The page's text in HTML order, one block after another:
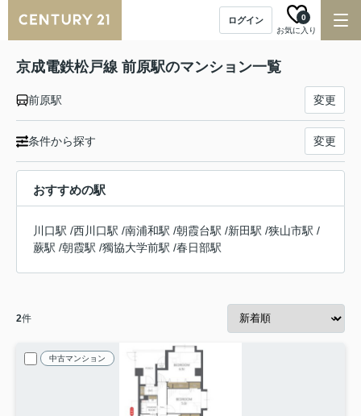
ログイン
お気に入り
0
京成電鉄松戸線 前原駅のマンション一覧
前原駅 変更
条件から探す 変更
おすすめの駅
川口駅 /西川口駅 /南浦和駅 /朝霞台駅 /新田駅 /狭山市駅 /
蕨駅 /朝霞駅 /獨協大学前駅 /春日部駅
2件
中古マンション